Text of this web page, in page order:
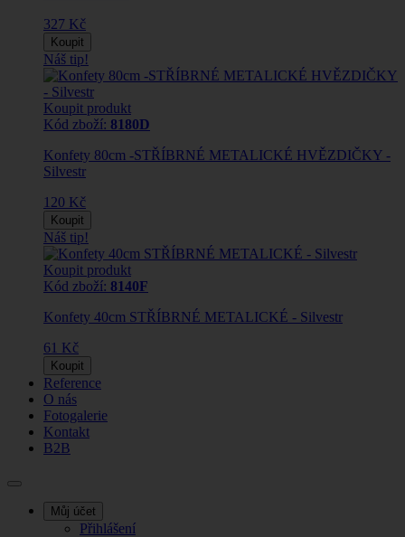
327 Kč
Koupit
Náš tip!
Koupit produkt
Kód zboží: 8180D
Konfety 80cm -STŘÍBRNÉ METALICKÉ HVĚZDIČKY -
Silvestr
120 Kč
Koupit
Náš tip!
Koupit produkt
Kód zboží: 8140F
Konfety 40cm STŘÍBRNÉ METALICKÉ - Silvestr
61 Kč
Koupit
Reference
O nás
Fotogalerie
Kontakt
B2B
Můj účet
Přihlášení